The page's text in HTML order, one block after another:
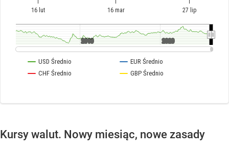
Kursy walut. Nowy miesiąc, nowe zasady